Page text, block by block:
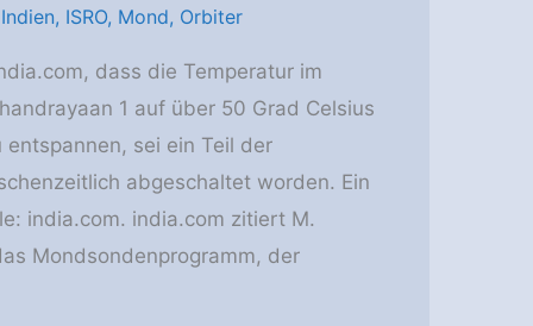
Indien, ISRO, Mond, Orbiter
dass die Temperatur im
1 auf über 50 Grad Celsius
sei ein Teil der
abgeschaltet worden. Ein
india.com. india.com zitiert M.
Mondsondenprogramm, der